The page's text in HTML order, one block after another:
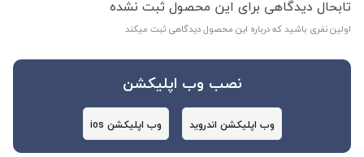
تابحال دیدگاهی برای این محصول ثبت نشده
اولین نفری باشید که درباره این محصول دیدگاهی ثبت میکند
نصب وب اپلیکشن
وب اپلیکشن اندروید وب اپلیکشن ios